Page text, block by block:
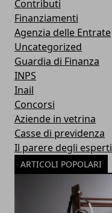
Contributi
Finanziamenti
Agenzia delle Entrate
Uncategorized
Guardia di Finanza
INPS
Inail
Concorsi
Aziende in vetrina
Casse di previdenza
Il parere degli esperti
ARTICOLI POPOLARI